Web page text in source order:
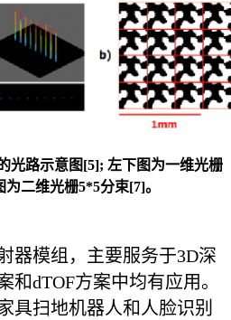
光路示意图[5]; 左下图为一维光栅
二维光栅5*5分束[7]。
器模组，主要服务于3D深
和dTOF方案中均有应用。
具扫地机器人和人脸识别